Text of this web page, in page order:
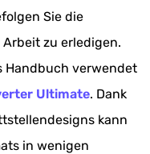
Sie die
zu erledigen.
Handbuch verwendet
Ultimate. Dank
kann
in wenigen